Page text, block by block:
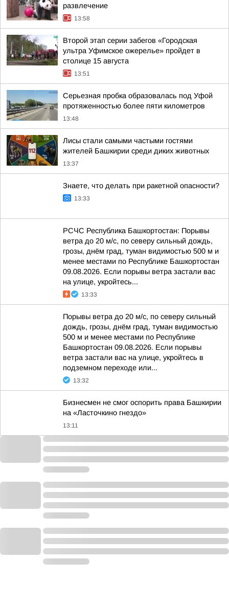
развлечение
13:58
Второй этап серии забегов «Городская
ультра Уфимское ожерелье» пройдет в
столице 15 августа
13:51
Серьезная пробка образовалась под Уфой
протяженностью более пяти километров
13:48
Лисы стали самыми частыми гостями
жителей Башкирии среди диких животных
13:37
Знаете, что делать при ракетной опасности?
13:33
РСЧС Республика Башкортостан: Порывы
ветра до 20 м/с, по северу сильный дождь,
грозы, днём град, туман видимостью 500 м и
менее местами по Республике Башкортостан
09.08.2026. Если порывы ветра застали вас
на улице, укройтесь...
13:33
Порывы ветра до 20 м/с, по северу сильный
дождь, грозы, днём град, туман видимостью
500 м и менее местами по Республике
Башкортостан 09.08.2026. Если порывы
ветра застали вас на улице, укройтесь в
подземном переходе или...
13:32
Бизнесмен не смог оспорить права Башкирии
на «Ласточкино гнездо»
13:11